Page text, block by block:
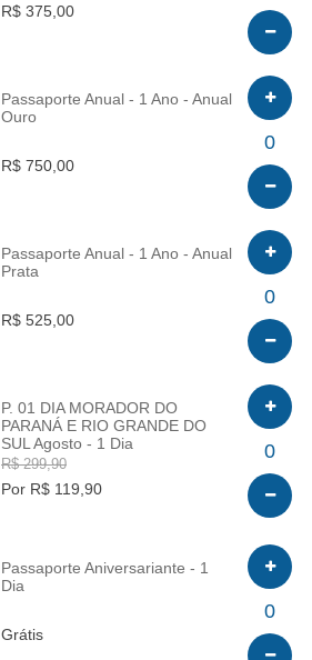
R$ 375,00
Passaporte Anual - 1 Ano - Anual
Ouro
R$ 750,00
0
Passaporte Anual - 1 Ano - Anual
Prata
R$ 525,00
0
P. 01 DIA MORADOR DO
PARANÁ E RIO GRANDE DO
SUL Agosto - 1 Dia
R$ 299,90
Por R$ 119,90
0
Passaporte Aniversariante - 1
Dia
Grátis
0